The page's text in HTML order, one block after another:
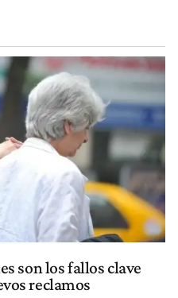
son los fallos clave
reclamos